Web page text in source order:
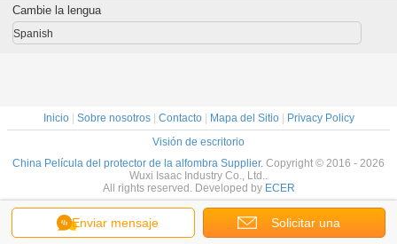
Enviar mensaje Solicitar una
Cambie la lengua
Spanish
Inicio| Sobre nosotros| Contacto| Mapa del Sitio|
Privacy Policy
Visión de escritorio
China Película del protector de la alfombra Supplier. Copyright © 2016 - 2026
Wuxi Isaac Industry Co., Ltd..
All rights reserved. Developed by ECER